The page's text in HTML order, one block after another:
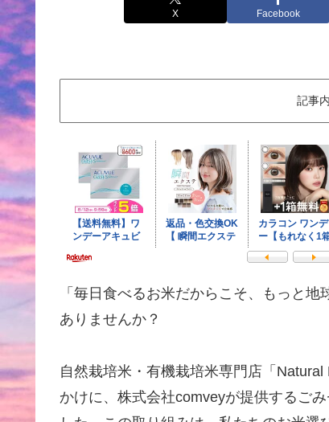
X Facebook
記事
「毎日食べるお米だからこそ、もっと
ありませんか？
自然栽培米・有機栽培米専門店「
かけに、株式会社comveyが提供するご